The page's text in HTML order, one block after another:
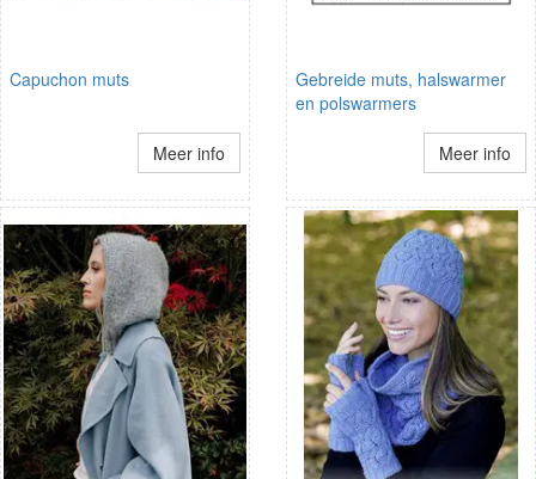
Capuchon muts
Meer info
Gebreide muts, halswarmer
en polswarmers
Meer info